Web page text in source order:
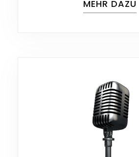
MEHR DAZU